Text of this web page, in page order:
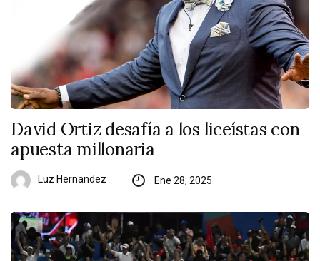
David Ortiz desafía a los liceístas con
apuesta millonaria
Luz Hernandez Ene 28, 2025